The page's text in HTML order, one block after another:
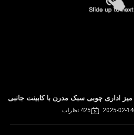
میز اداری چوبی سبک مدرن با کابینت جانبی
2025-02-14 425 نظرات